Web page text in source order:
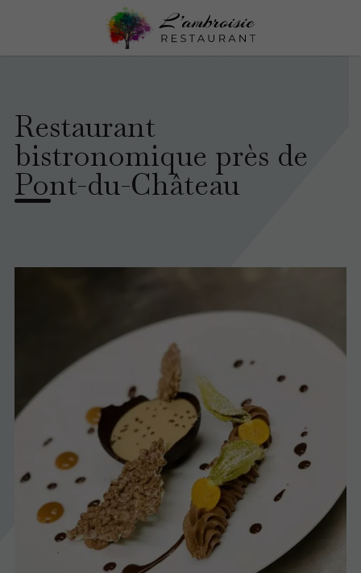
Restaurant
bistronomique près de
Pont-du-Château